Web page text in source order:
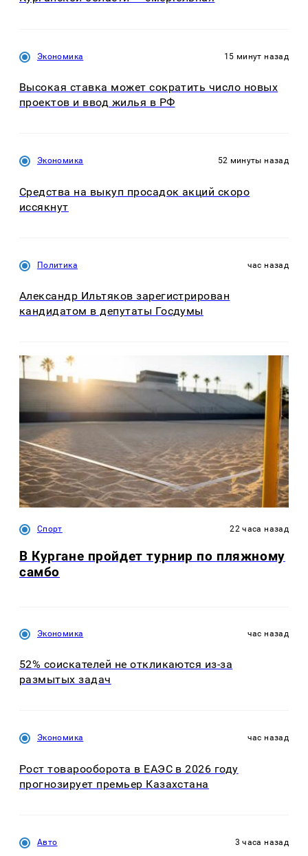
Экономика 15 минут назад
Высокая ставка может сократить число новых
проектов и ввод жилья в РФ
Экономика 52 минуты назад
Средства на выкуп просадок акций скоро
иссякнут
Политика час назад
Александр Ильтяков зарегистрирован
кандидатом в депутаты Госдумы
Спорт 22 часа назад
В Кургане пройдет турнир по пляжному
самбо
Экономика час назад
52% соискателей не откликаются из-за
размытых задач
Экономика час назад
Рост товарооборота в ЕАЭС в 2026 году
прогнозирует премьер Казахстана
Авто 3 часа назад